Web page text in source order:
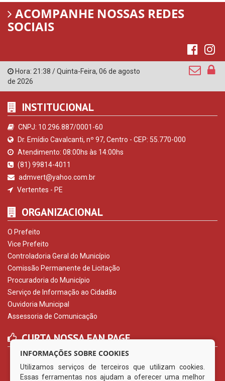
ACOMPANHE NOSSAS REDES
SOCIAIS
Hora: 21:38 /Quinta-Feira, 06 de agosto
de 2026
INSTITUCIONAL
CNPJ: 10.296.887/0001-60
Dr. Emídio Cavalcanti, nº 97, Centro - CEP: 55.770-000
Atendimento: 08:00hs às 14:00hs
(81) 99814-4011
admvert@yahoo.com.br
Vertentes - PE
ORGANIZACIONAL
O Prefeito
Vice Prefeito
Controladoria Geral do Município
Comissão Permanente de Licitação
Procuradoria do Município
Serviço de Informação ao Cidadão
Ouvidoria Municipal
Assessoria de Comunicação
CURTA NOSSA FAN PAGE
INFORMAÇÕES SOBRE COOKIES
Utilizamos serviços de terceiros que utilizam cookies.
Essas ferramentas nos ajudam a oferecer uma melhor